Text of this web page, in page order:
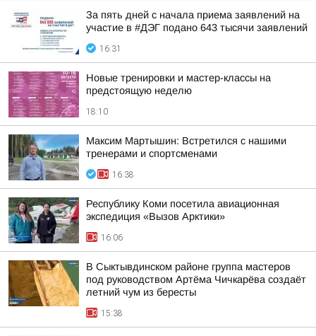
За пять дней с начала приема заявлений на
участие в #ДЭГ подано 643 тысячи заявлений
16:31
Новые тренировки и мастер-классы на
предстоящую неделю
18:10
Максим Мартышин: Встретился с нашими
тренерами и спортсменами
16:38
Республику Коми посетила авиационная
экспедиция «Вызов Арктики»
16:06
В Сыктывдинском районе группа мастеров
под руководством Артёма Чичкарёва создаёт
летний чум из бересты
15:38